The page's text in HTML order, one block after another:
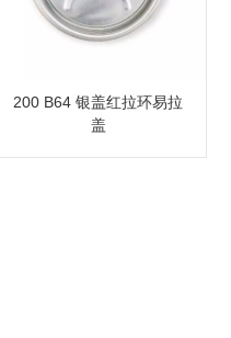
200 B64 银盖红拉环易拉
盖